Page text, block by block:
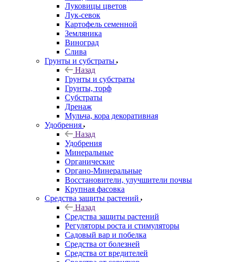
Луковицы цветов
Лук-севок
Картофель семенной
Земляника
Виноград
Слива
Грунты и субстраты
Назад
Грунты и субстраты
Грунты, торф
Субстраты
Дренаж
Мульча, кора декоративная
Удобрения
Назад
Удобрения
Минеральные
Органические
Органо-Минеральные
Восстановители, улучшители почвы
Крупная фасовка
Средства защиты растений
Назад
Средства защиты растений
Регуляторы роста и стимуляторы
Садовый вар и побелка
Средства от болезней
Средства от вредителей